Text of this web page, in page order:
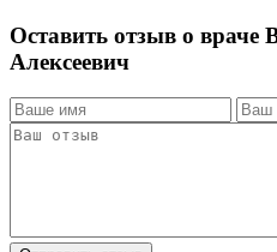
Оставить отзыв о враче
Алексеевич